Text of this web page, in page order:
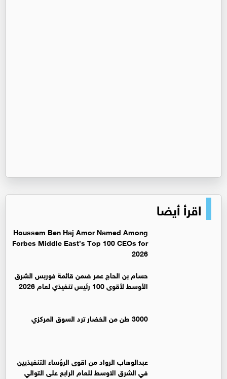
اقرأ أيضا
Houssem Ben Haj Amor Named Among
Forbes Middle East’s Top 100 CEOs for
2026
حسام بن الحاج عمر ضمن قائمة فوربس الشرق
الأوسط لأقوى 100 رئيس تنفيذي لعام 2026
3000 طن من الخضار ترد السوق المركزي
عبدالوهاب الرواد من اقوى الرؤساء التنفيذيين
في الشرق الاوسط للعام الرابع على التوالي